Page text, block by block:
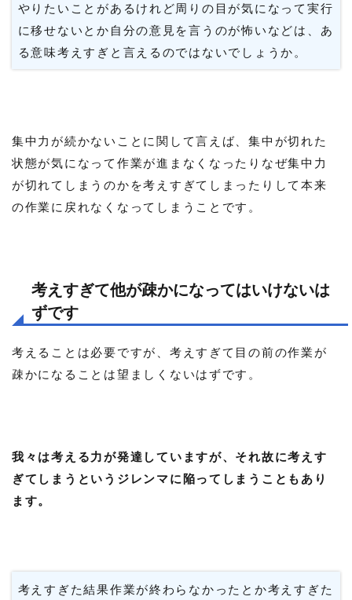
やりたいことがあるけれど周りの目が気になって実行
に移せないとか自分の意見を言うのが怖いなどは、あ
る意味考えすぎと言えるのではないでしょうか。
集中力が続かないことに関して言えば、集中が切れた
状態が気になって作業が進まなくなったりなぜ集中力
が切れてしまうのかを考えすぎてしまったりして本来
の作業に戻れなくなってしまうことです。
考えすぎて他が疎かになってはいけないは
ずです
考えることは必要ですが、考えすぎて目の前の作業が
疎かになることは望ましくないはずです。
我々は考える力が発達していますが、それ故に考えす
ぎてしまうというジレンマに陥ってしまうこともあり
ます。
考えすぎた結果作業が終わらなかったとか考えすぎた